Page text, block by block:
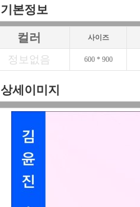
기본정보
컬러 사이즈
정보없음 600 * 900
상세이미지